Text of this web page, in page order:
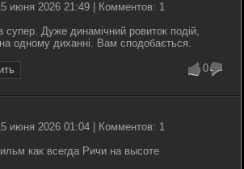
июня 2026 21:49 | Комментов: 1
супер. Дуже динамічний ровиток подій,
одному диханні. Вам сподобається.
0
июня 2026 01:04 | Комментов: 1
как всегда Ричи на высоте